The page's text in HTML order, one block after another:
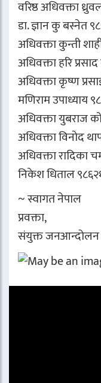
वरिष्ठ अधिवक्ता
डा. ज्ञान कु बस्नेत
अधिवक्ता कुन्ती
अधिवक्ता हरि
अधिवक्ता कृष्ण
मणिराम उपाध्याय
अधिवक्ता युबराज
अधिवक्ता विनोद
अधिवक्ता रादिका
निकेश धिताल
~ स्वागत नेपाल
प्रवक्ता,
संयुक्त जनआन्दोलन